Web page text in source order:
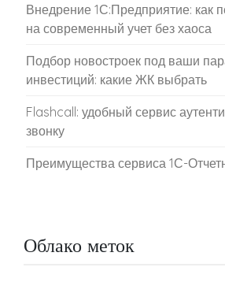
Внедрение 1С:Предприятие: как
на современный учет без хаоса
Подбор новостроек под ваши
инвестиций: какие ЖК выбрать
Flashcall: удобный сервис
звонку
Преимущества сервиса 1С-
Облако меток